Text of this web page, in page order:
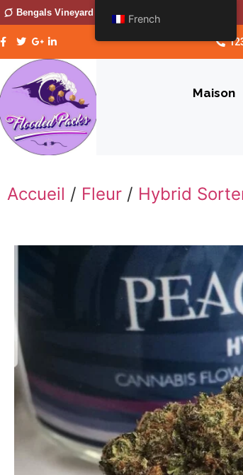
Bengals Vineyard
Maison
Accueil / Fleur / Hybrid
French